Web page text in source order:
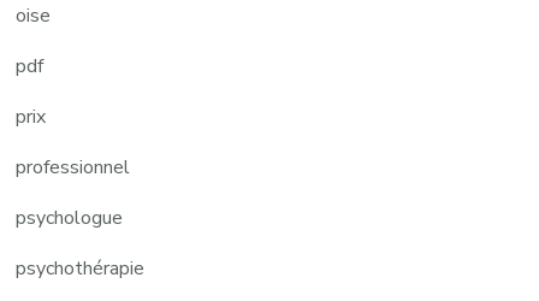
oise
pdf
prix
professionnel
psychologue
psychothérapie